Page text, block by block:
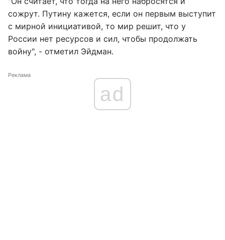
сожрут. Путину кажется, если он первым выступит
с мирной инициативой, то мир решит, что у
России нет ресурсов и сил, чтобы продолжать
войну", - отметил Эйдман.
Реклама
ad